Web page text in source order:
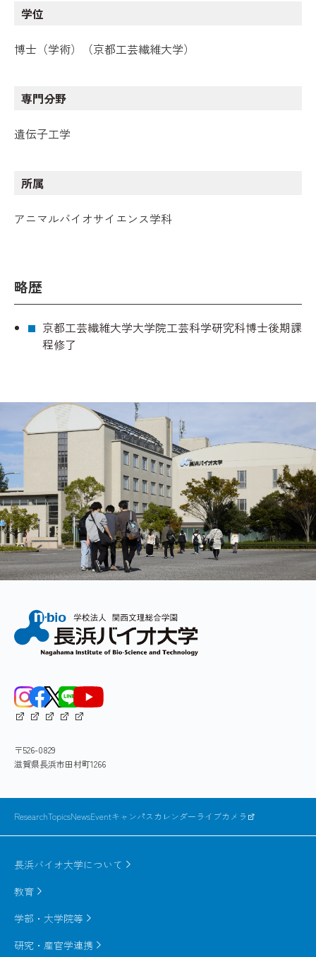
学位
博士（学術）（京都工芸繊維大学）
専門分野
遺伝子工学
所属
アニマルバイオサイエンス学科
略歴
京都工芸繊維大学大学院工芸科学研究科博士後期課
程修了
〒526-0829
滋賀県長浜市田村町1266
ResearchTopicsNewsEventキャンパスカレンダーライブカメラ
長浜バイオ大学について
研究・産官学連携
教育
学部・大学院等